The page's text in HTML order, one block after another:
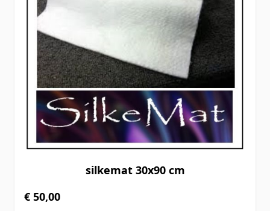
silkemat 30x90 cm
€ 50,00